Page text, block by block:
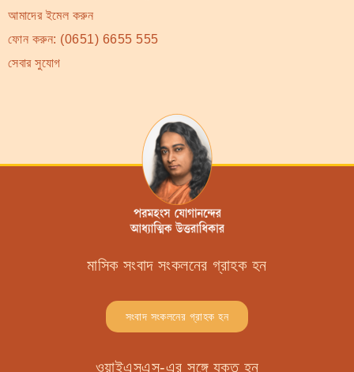
আমাদের ইমেল করুন
ফোন করুন: (0651) 6655 555
সেবার সুযোগ
মাসিক সংবাদ সংকলনের গ্রাহক হন
সংবাদ সংকলনের গ্রাহক হন
ওয়াইএসএস-এর সঙ্গে যুক্ত হন